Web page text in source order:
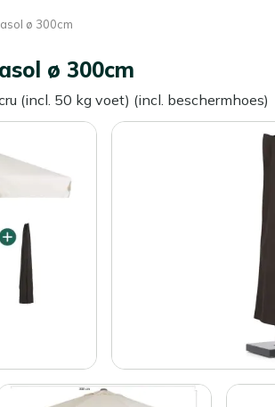
ø 300cm
ø 300cm
(incl. 50 kg voet) (incl. beschermhoes)